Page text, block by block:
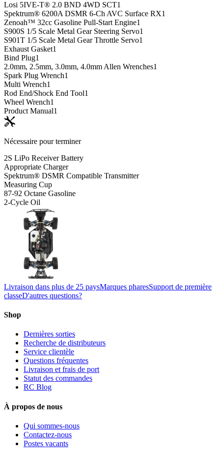
Losi 5IVE-T® 2.0 BND 4WD SCT1
Spektrum® 6200A DSMR 6-Ch AVC Surface RX1
Zenoah™ 32cc Gasoline Pull-Start Engine1
S900S 1/5 Scale Metal Gear Steering Servo1
S901T 1/5 Scale Metal Gear Throttle Servo1
Exhaust Gasket1
Bind Plug1
2.0mm, 2.5mm, 3.0mm, 4.0mm Allen Wrenches1
Spark Plug Wrench1
Multi Wrench1
Rod End/Shock End Tool1
Wheel Wrench1
Product Manual1
Nécessaire pour terminer
2S LiPo Receiver Battery
Appropriate Charger
Spektrum® DSMR Compatible Transmitter
Measuring Cup
87-92 Octane Gasoline
2-Cycle Oil
Livraison dans plus de 25 paysMarques pharesSupport de première
classeD'autres questions?
Shop
Dernières sorties
Recherche de distributeurs
Service clientèle
Questions fréquentes
Livraison et frais de port
Statut des commandes
RC Blog
À propos de nous
Qui sommes-nous
Contactez-nous
Postes vacants